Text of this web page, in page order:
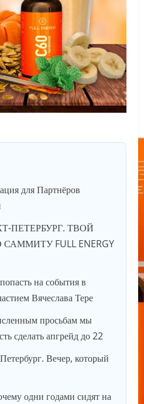
для Партнёров
ПЕТЕРБУРГ. ТВОЙ
FULL ENERGY
на события в
Вячеслава Тере
просьбам мы
сделать апгрейд до 22
Вечер, который
одни годами сидят на